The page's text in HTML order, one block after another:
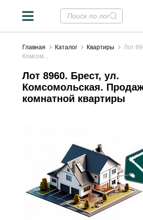
Главная Каталог Квартиры
Лот
Комсом...
Лот 8960. Брест, ул.
Комсомольская.
комнатной квартиры